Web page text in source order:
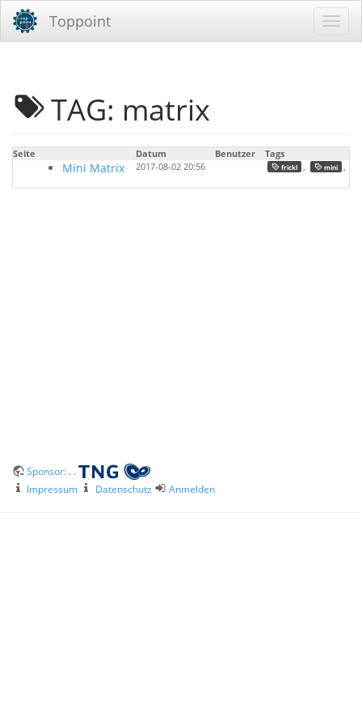
Toppoint
TAG: matrix
Seite Datum Benutzer Tags
Mini Matrix 2017-08-02 20:56 frickl mini
Sponsor: . .
Impressum
Datenschutz Anmelden